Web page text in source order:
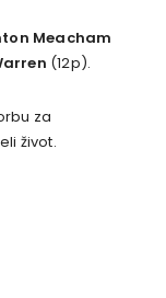
Meacham
(12p).
za
život.